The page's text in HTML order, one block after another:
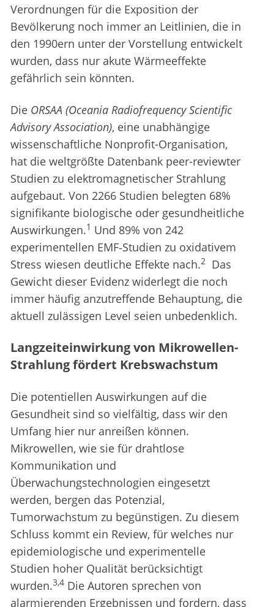
Verordnungen für die Exposition der
Bevölkerung noch immer an Leitlinien, die in
den 1990ern unter der Vorstellung entwickelt
wurden, dass nur akute Wärmeeffekte
gefährlich sein könnten.
Die ORSAA (Oceania Radiofrequency Scientific
Advisory Association), eine unabhängige
wissenschaftliche Nonprofit-Organisation,
hat die weltgrößte Datenbank peer-reviewter
Studien zu elektromagnetischer Strahlung
aufgebaut. Von 2266 Studien belegten 68%
signifikante biologische oder gesundheitliche
Auswirkungen.1 Und 89% von 242
experimentellen EMF‑Studien zu oxidativem
Stress wiesen deutliche Effekte nach.2
Das
Gewicht dieser Evidenz widerlegt die noch
immer häufig anzutreffende Behauptung, die
aktuell zulässigen Level seien unbedenklich.
Langzeiteinwirkung von Mikrowellen-
Strahlung fördert Krebswachstum
Die potentiellen Auswirkungen auf die
Gesundheit sind so vielfältig, dass wir den
Umfang hier nur anreißen können.
Mikrowellen, wie sie für drahtlose
Kommunikation und
Überwachungstechnologien eingesetzt
werden, bergen das Potenzial,
Tumorwachstum zu begünstigen. Zu diesem
Schluss kommt ein Review, für welches nur
epidemiologische und experimentelle
Studien hoher Qualität berücksichtigt
wurden.3,4 Die Autoren sprechen von
alarmierenden Ergebnissen und fordern, dass